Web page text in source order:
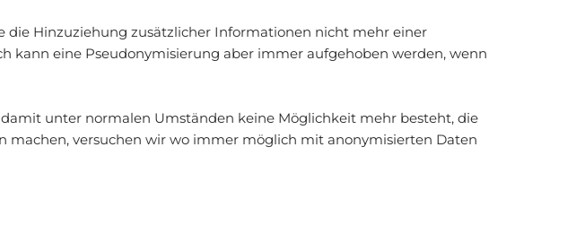
die Hinzuziehung zusätzlicher Informationen nicht mehr einer
kann eine Pseudonymisierung aber immer aufgehoben werden, wenn
unter normalen Umständen keine Möglichkeit mehr besteht, die
machen, versuchen wir wo immer möglich mit anonymisierten Daten